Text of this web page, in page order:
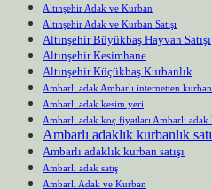
Altınşehir Adak ve Kurban
Altınşehir Adak ve Kurban Satışı
Altınşehir Büyükbaş Hayvan Satışı
Altınşehir Kesimhane
Altınşehir Küçükbaş Kurbanlık
Ambarlı adak Ambarlı internetten
Ambarlı adak kesim yeri
Ambarlı adak koç fiyatları Ambarlı adak
Ambarlı adaklık kurbanlık
Ambarlı adaklık kurban satışı
Ambarlı adak satış
Ambarlı Adak ve Kurban